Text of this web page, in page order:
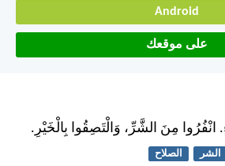
Android
على موقعك
انْفُرُوا مِنَ الشَّرِّ، وَالْتَصِقُوا بِالْخَيْرِ.
الشر الصلاح